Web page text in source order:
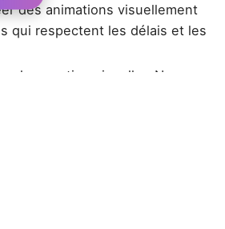
des animations visuellement
qui respectent les délais et les
la narration visuelle : Nous